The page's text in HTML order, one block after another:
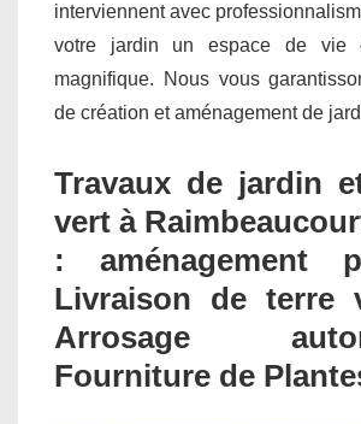
interviennent avec
votre jardin un espace de vie
magnifique. Nous vous
de création et aménagement de
Travaux de jardin
vert à
: aménagement
Livraison de terre
Arrosage
Fourniture de